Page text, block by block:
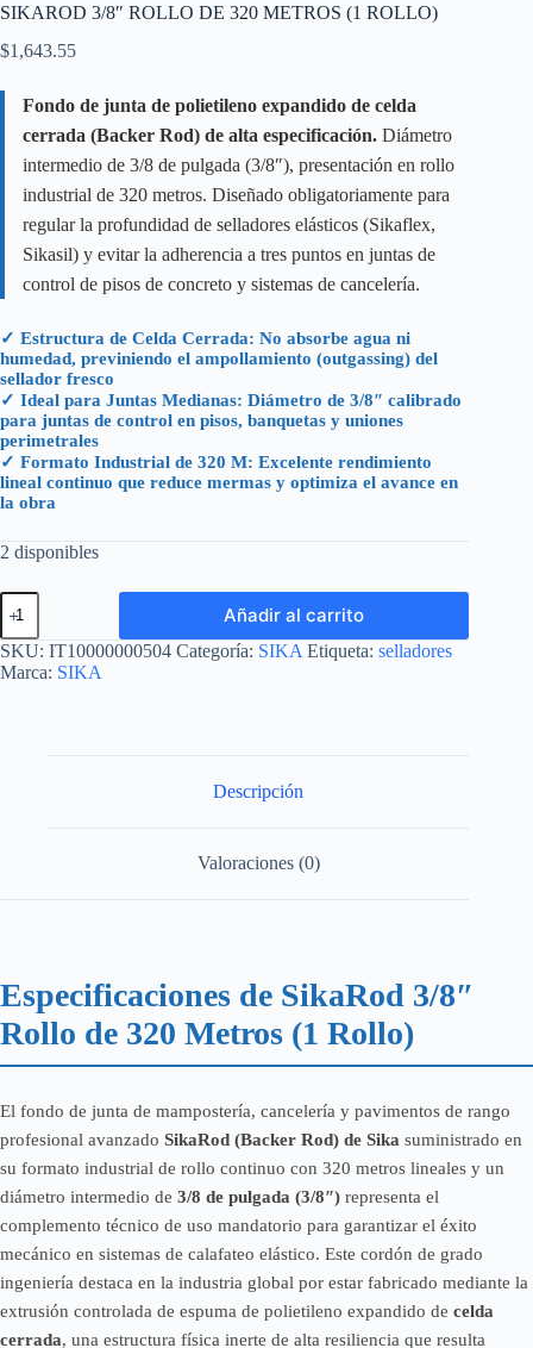
SIKAROD 3/8″ ROLLO DE 320 METROS (1 ROLLO)
$1,643.55
Fondo de junta de polietileno expandido de celda
cerrada (Backer Rod) de alta especificación. Diámetro
intermedio de 3/8 de pulgada (3/8″), presentación en rollo
industrial de 320 metros. Diseñado obligatoriamente para
regular la profundidad de selladores elásticos (Sikaflex,
Sikasil) y evitar la adherencia a tres puntos en juntas de
control de pisos de concreto y sistemas de cancelería.
✓ Estructura de Celda Cerrada: No absorbe agua ni
humedad, previniendo el ampollamiento (outgassing) del
sellador fresco
✓ Ideal para Juntas Medianas: Diámetro de 3/8″ calibrado
para juntas de control en pisos, banquetas y uniones
perimetrales
✓ Formato Industrial de 320 M: Excelente rendimiento
lineal continuo que reduce mermas y optimiza el avance en
la obra
2 disponibles
SIKAROD
3/8"
ROLLO
DE
320
cantidad
Añadir al carrito
SKU: IT10000000504 Categoría: SIKA Etiqueta: selladores
Marca: SIKA
Descripción
Valoraciones (0)
Especificaciones de SikaRod 3/8″
Rollo de 320 Metros (1 Rollo)
El fondo de junta de mampostería, cancelería y pavimentos de rango
profesional avanzado SikaRod (Backer Rod) de Sika suministrado en
su formato industrial de rollo continuo con 320 metros lineales y un
diámetro intermedio de 3/8 de pulgada (3/8″) representa el
complemento técnico de uso mandatorio para garantizar el éxito
mecánico en sistemas de calafateo elástico. Este cordón de grado
ingeniería destaca en la industria global por estar fabricado mediante la
extrusión controlada de espuma de polietileno expandido de celda
cerrada, una estructura física inerte de alta resiliencia que resulta